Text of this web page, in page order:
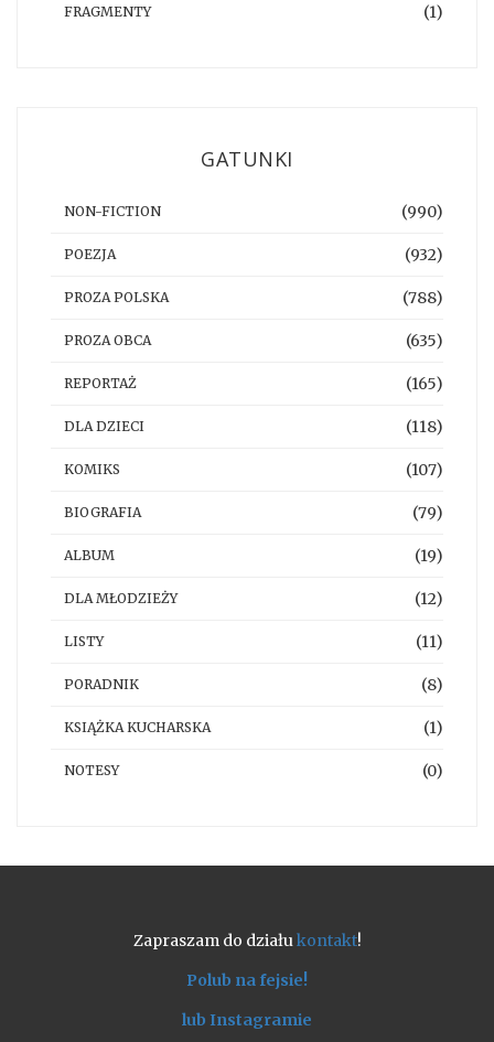
FRAGMENTY (1)
GATUNKI
NON-FICTION (990)
POEZJA (932)
PROZA POLSKA (788)
PROZA OBCA (635)
REPORTAŻ (165)
DLA DZIECI (118)
KOMIKS (107)
BIOGRAFIA (79)
ALBUM (19)
DLA MŁODZIEŻY (12)
LISTY (11)
PORADNIK (8)
KSIĄŻKA KUCHARSKA (1)
NOTESY (0)
Zapraszam do działukontakt!
Polub na fejsie!
lub Instagramie